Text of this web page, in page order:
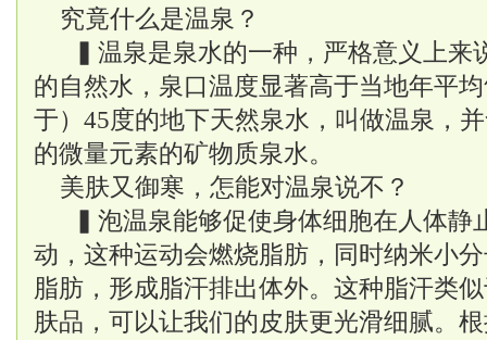
究竟什么是温泉？
▍温泉是泉水的一种，严格意义上来
的自然水，泉口温度显著高于当地年平
于）45度的地下天然泉水，叫做温泉，
的微量元素的矿物质泉水。
美肤又御寒，怎能对温泉说不？
▍泡温泉能够促使身体细胞在人体静
动，这种运动会燃烧脂肪，同时纳米小
脂肪，形成脂汗排出体外。这种脂汗类
肤品，可以让我们的皮肤更光滑细腻。